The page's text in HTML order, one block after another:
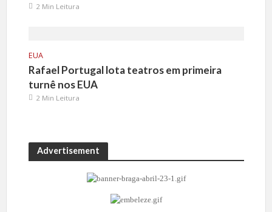
2 Min Leitura
EUA
Rafael Portugal lota teatros em primeira
turnê nos EUA
2 Min Leitura
Advertisement